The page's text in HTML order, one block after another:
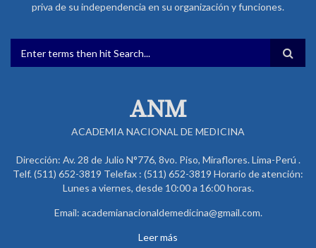
priva de su independencia en su organización y funciones.
FORMULARIO DE BÚSQUEDA
ANM
ACADEMIA NACIONAL DE MEDICINA
Dirección: Av. 28 de Julio N°776, 8vo. Piso, Miraflores. Lima-Perú .
Telf. (511) 652-3819 Telefax : (511) 652-3819 Horario de atención:
Lunes a viernes, desde 10:00 a 16:00 horas.
Email: academianacionaldemedicina@gmail.com.
Leer más